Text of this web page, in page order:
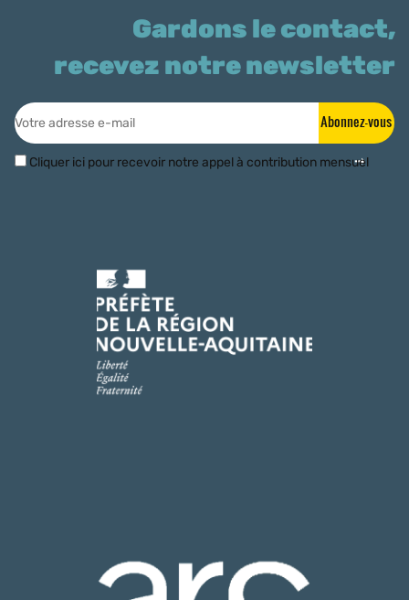
Gardons le contact,
recevez notre newsletter
Abonnez-vous
Cliquer ici pour recevoir notre appel à contribution mensuel